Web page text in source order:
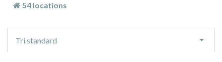
54 locations
tri
Tri standard